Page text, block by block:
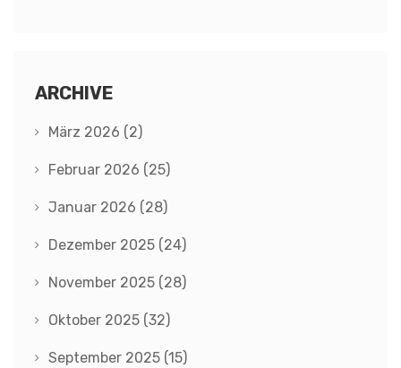
ARCHIVE
März 2026 (2)
Februar 2026 (25)
Januar 2026 (28)
Dezember 2025 (24)
November 2025 (28)
Oktober 2025 (32)
September 2025 (15)